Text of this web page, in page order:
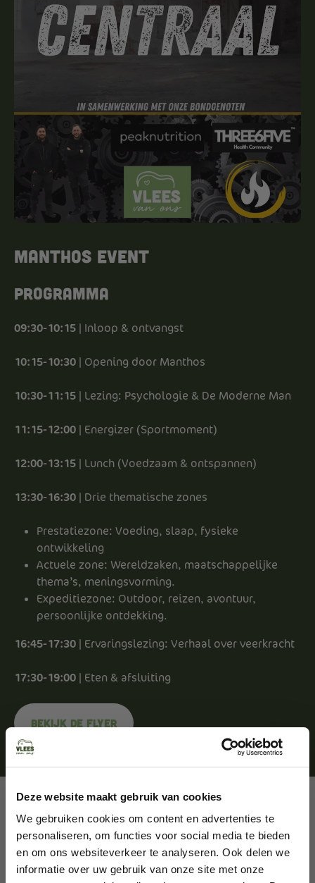
Deze website maakt gebruik van cookies
We gebruiken cookies om content en advertenties te
personaliseren, om functies voor social media te bieden
en om ons websiteverkeer te analyseren. Ook delen we
informatie over uw gebruik van onze site met onze
Manthos Event
Programma
09:30-10:15 | Inloop & ontvangst
10:15-10:30 | Opening door Manthos
10:30-11:15 | Lezing: Psychologie & De Moderne Man
11:15-12:00 | Energizer (Sportmoment)
12:00-13:15 | Lunch (Voedzaam & ontspannen)
13:30-16:30 | Drie thematische zones
Prestatiezone: Voeding, slaap, fysieke
ontwikkeling
Actuele zone: Wereldzaken, maatschappelijke
thema’s, meningsvorming.
Expeditiezone: Outdoor, reizen, avontuur,
persoonlijke ontdekking.
16:45-17:30 | Ervaringslezing: Verhaal over veerkracht
17:30-19:00 | Eten & afsluiting
Bekijk de flyer
Kledingadvies: Sportief/casual.
Tickets: € 69,99 pp te koop op
www.manthos.nl
Inclusief lunch diner, alle overige